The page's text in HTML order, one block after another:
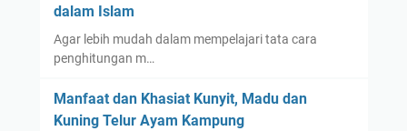
dalam Islam
Agar lebih mudah dalam mempelajari tata cara
penghitungan m…
Manfaat dan Khasiat Kunyit, Madu dan
Kuning Telur Ayam Kampung